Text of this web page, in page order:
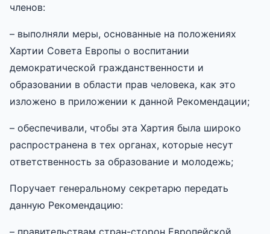
членов:
– выполняли меры, основанные на положениях
Хартии Совета Европы о воспитании
демократической гражданственности и
образовании в области прав человека, как это
изложено в приложении к данной Рекомендации;
– обеспечивали, чтобы эта Хартия была широко
распространена в тех органах, которые несут
ответственность за образование и молодежь;
Поручает генеральному секретарю передать
данную Рекомендацию:
– правительствам стран-сторон Европейской